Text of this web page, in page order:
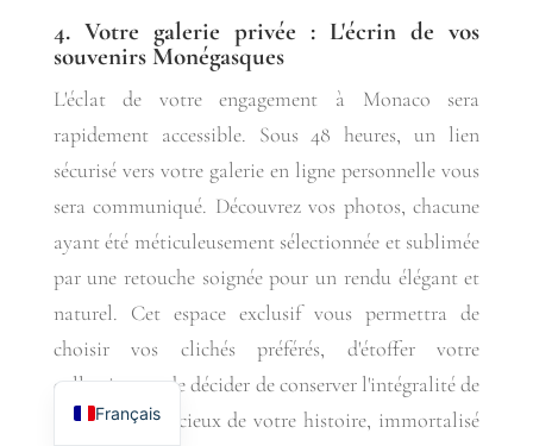
4. Votre galerie privée : L'écrin de vos
souvenirs Monégasques
L'éclat de votre engagement à Monaco sera
rapidement accessible. Sous 48 heures, un lien
sécurisé vers votre galerie en ligne personnelle vous
sera communiqué. Découvrez vos photos, chacune
ayant été méticuleusement sélectionnée et sublimée
par une retouche soignée pour un rendu élégant et
naturel. Cet espace exclusif vous permettra de
choisir vos clichés préférés, d'étoffer votre
collection ou de décider de conserver l'intégralité de
ce chapitre précieux de votre histoire, immortalisé
Français
English